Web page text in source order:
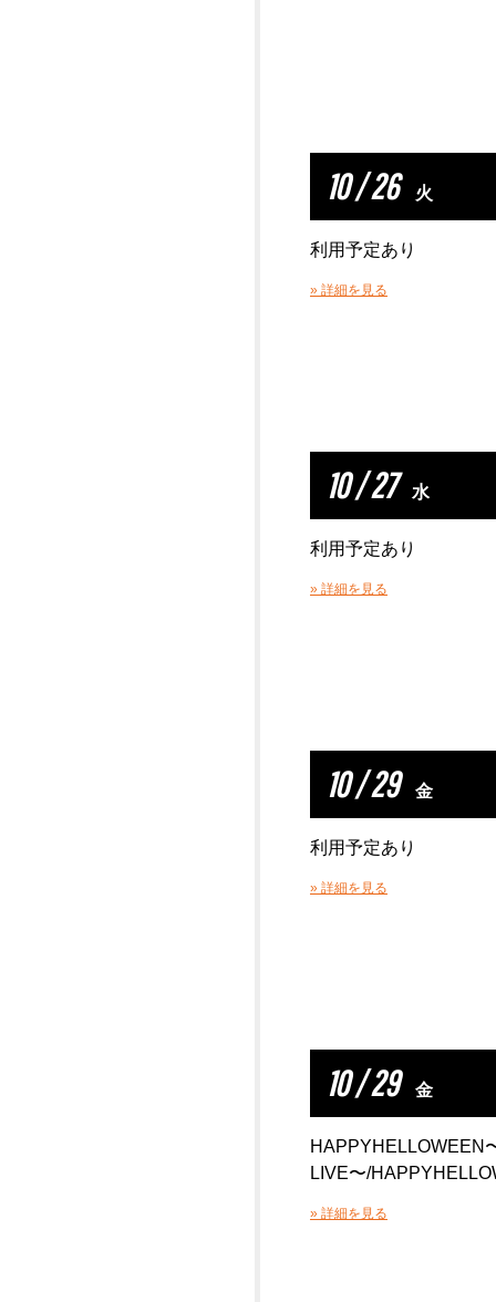
10 / 26 火
利用予定あり
» 詳細を見る
10 / 27 水
利用予定あり
» 詳細を見る
10 / 29 金
利用予定あり
» 詳細を見る
10 / 29 金
HAPPYHELLOWEEN
LIVE〜/
» 詳細を見る